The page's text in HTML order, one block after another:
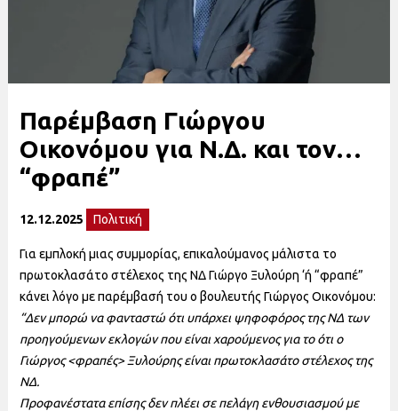
Παρέμβαση Γιώργου
Οικονόμου για Ν.Δ. και τον…
“φραπέ”
12.12.2025 Πολιτική
Για εμπλοκή μιας συμμορίας, επικαλούμανος μάλιστα το
πρωτοκλασάτο στέλεχος της ΝΔ Γιώργο Ξυλούρη ‘ή “φραπέ”
κάνει λόγο με παρέμβασή του ο βουλευτής Γιώργος Οικονόμου:
“Δεν μπορώ να φανταστώ ότι υπάρχει ψηφοφόρος της ΝΔ των
προηγούμενων εκλογών που είναι χαρούμενος για το ότι ο
Γιώργος <φραπές> Ξυλούρης είναι πρωτοκλασάτο στέλεχος της
ΝΔ.
Προφανέστατα επίσης δεν πλέει σε πελάγη ενθουσιασμού με